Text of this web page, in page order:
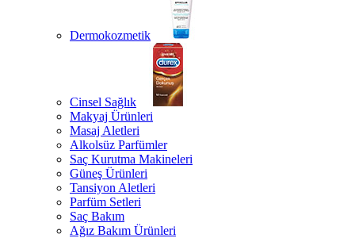
Dermokozmetik
Cinsel Sağlık
Makyaj Ürünleri
Masaj Aletleri
Alkolsüz Parfümler
Saç Kurutma Makineleri
Güneş Ürünleri
Tansiyon Aletleri
Parfüm Setleri
Saç Bakım
Ağız Bakım Ürünleri